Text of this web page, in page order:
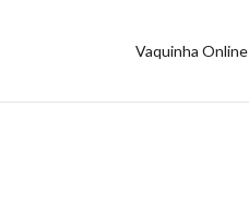
Vaquinha Online